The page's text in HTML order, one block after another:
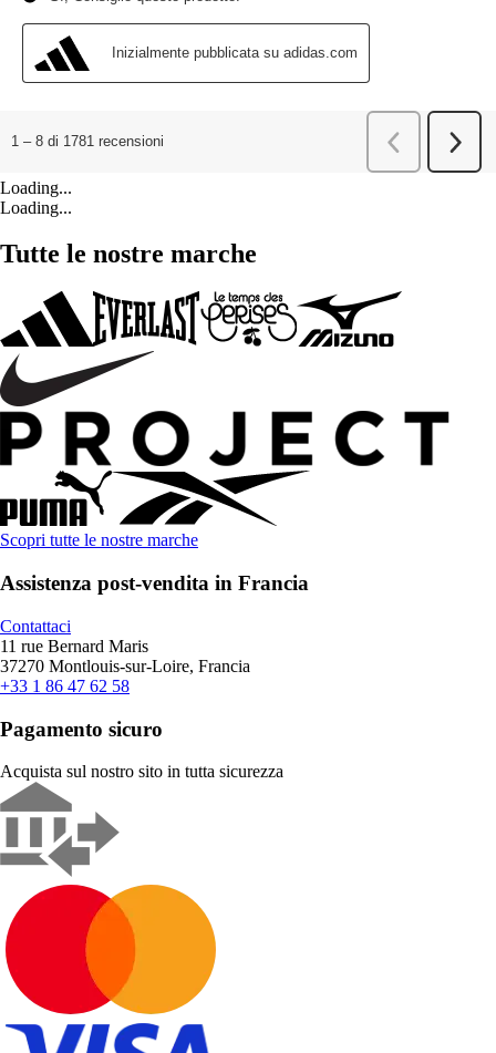
Loading...
Loading...
Tutte le nostre marche
Scopri tutte le nostre marche
Assistenza post-vendita in Francia
Contattaci
11 rue Bernard Maris
37270 Montlouis-sur-Loire, Francia
+33 1 86 47 62 58
Pagamento sicuro
Acquista sul nostro sito in tutta sicurezza